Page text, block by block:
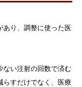
り、調整に使った医
い注射の回数で済む
らすだけでなく、医療